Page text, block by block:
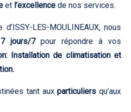
et l’excellence de nos services.
LES-MOULINEAUX, nous
7 jours/7pour répondre à vos
Installation de climatisation et
tant auxparticuliers qu’aux